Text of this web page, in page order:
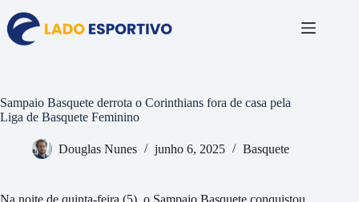
para
conteúdo
Sampaio Basquete derrota o Corinthians fora de casa pela
Liga de Basquete Feminino
Douglas Nunes junho 6, 2025 Basquete
Na noite de quinta-feira (5), o Sampaio Basquete conquistou